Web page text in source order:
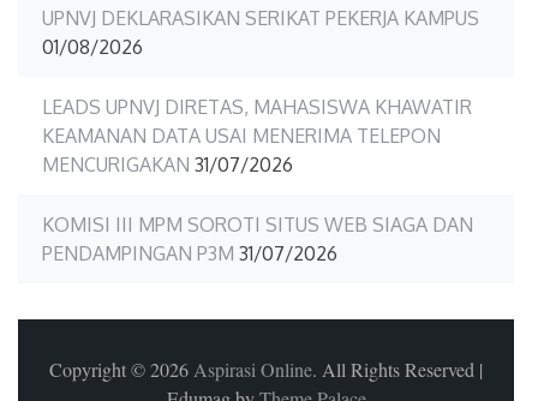
UPNVJ DEKLARASIKAN SERIKAT PEKERJA KAMPUS
01/08/2026
LEADS UPNVJ DIRETAS, MAHASISWA KHAWATIR
KEAMANAN DATA USAI MENERIMA TELEPON
MENCURIGAKAN 31/07/2026
KOMISI III MPM SOROTI SITUS WEB SIAGA DAN
PENDAMPINGAN P3M 31/07/2026
Copyright © 2026 Aspirasi Online. All Rights Reserved |